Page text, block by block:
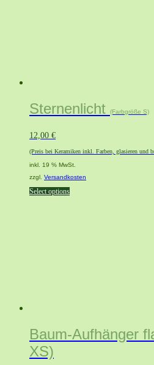
Sternenlicht (Farbgröße S)
12,00 €
(Preis bei Keramiken inkl. Farben, glasieren und
inkl. 19 % MwSt.
zzgl. Versandkosten
Select options
Baum-Aufhänger
XS)